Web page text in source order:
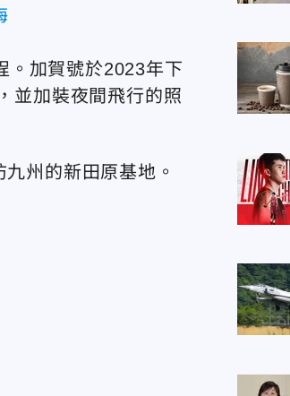
。加賀號於2023年下
並加裝夜間飛行的照
州的新田原基地。